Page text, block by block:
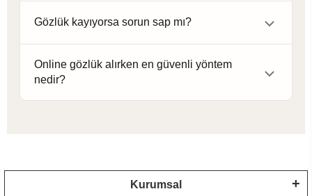
hissedilen ölçüyü değiştirebilir.
Gözlük kayıyorsa sorun sap mı?
Sadece sap ayarı yeterli olmayabilir.
Online gözlük alırken en güvenli yöntem
nedir?
Kurumsal